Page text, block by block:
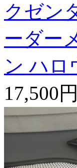
クゼン
ーダー
ン ハロ
17,500円